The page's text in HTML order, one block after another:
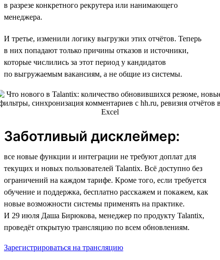
в разрезе конкретного рекрутера или нанимающего
менеджера.
И третье, изменили логику выгрузки этих отчётов. Теперь
в них попадают только причины отказов и источники,
которые числились за этот период у кандидатов
по выгружаемым вакансиям, а не общие из системы.
Заботливый дисклеймер:
все новые функции и интеграции не требуют доплат для
текущих и новых пользователей Talantix. Всё доступно без
ограничений на каждом тарифе. Кроме того, если требуется
обучение и поддержка, бесплатно расскажем и покажем, как
новые возможности системы применять на практике.
И 29 июля Даша Бирюкова, менеджер по продукту Talantix,
проведёт открытую трансляцию по всем обновлениям.
Зарегистрироваться на трансляцию